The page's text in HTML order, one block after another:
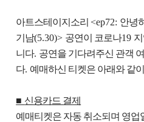
아트스테이지소리 <ep72: 안녕
기남(5.30)> 공연이 코로나19
니다. 공연을 기다려주신 관객
다. 예매하신 티켓은 아래와 같
■ 신용카드 결제
예매티켓은 자동 취소되며 영업